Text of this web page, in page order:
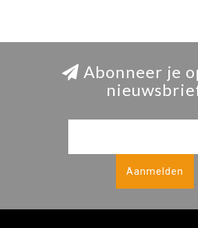
Abonneer je
Aanmelden